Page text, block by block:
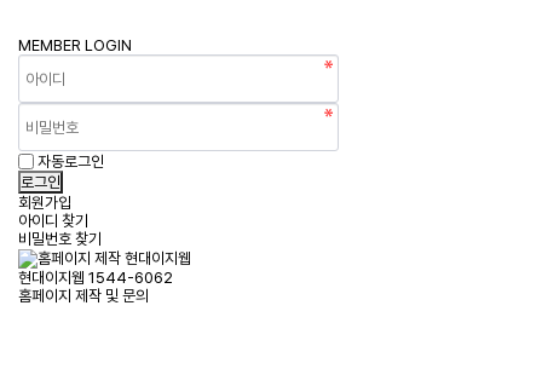
MEMBER LOGIN
자동로그인
회원가입
아이디 찾기
비밀번호 찾기
현대이지웹 1544-6062
홈페이지 제작 및 문의